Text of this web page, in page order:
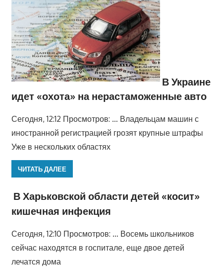
В Украине
идет «охота» на нерастаможенные авто
Сегодня, 12:12 Просмотров: … Владельцам машин с
иностранной регистрацией грозят крупные штрафы
Уже в нескольких областях
ЧИТАТЬ ДАЛЕЕ
В Харьковской области детей «косит»
кишечная инфекция
Сегодня, 12:10 Просмотров: … Восемь школьников
сейчас находятся в госпитале, еще двое детей
лечатся дома